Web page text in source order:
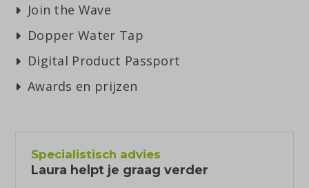
Join the Wave
Dopper Water Tap
Digital Product Passport
Awards en prijzen
Specialistisch advies
Laura helpt je graag verder